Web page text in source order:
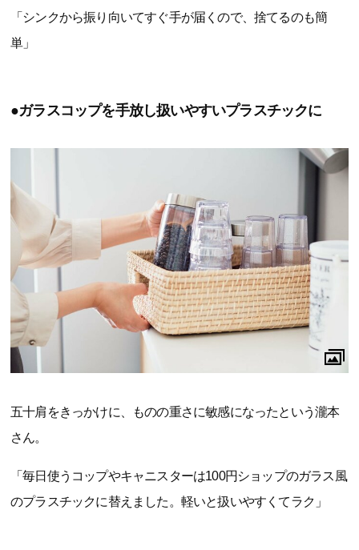
「シンクから振り向いてすぐ手が届くので、捨てるのも簡
単」
●ガラスコップを手放し扱いやすいプラスチックに
五十肩をきっかけに、ものの重さに敏感になったという瀧本
さん。
「毎日使うコップやキャニスターは100円ショップのガラス風
のプラスチックに替えました。軽いと扱いやすくてラク」